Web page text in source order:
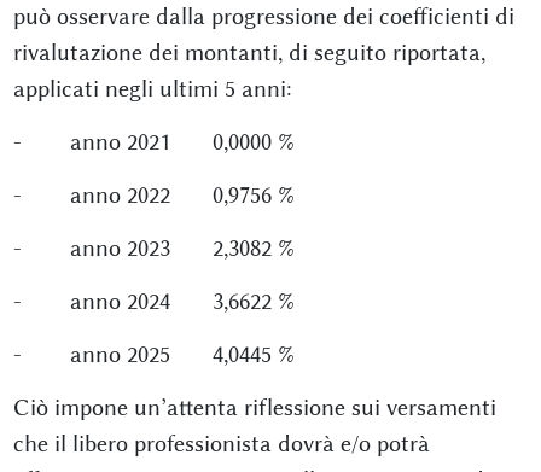
può osservare dalla progressione dei coefficienti di
rivalutazione dei montanti, di seguito riportata,
applicati negli ultimi 5 anni:
- anno 2021 0,0000 %
- anno 2022 0,9756 %
- anno 2023 2,3082 %
- anno 2024 3,6622 %
- anno 2025 4,0445 %
Ciò impone un’attenta riflessione sui versamenti
che il libero professionista dovrà e/o potrà